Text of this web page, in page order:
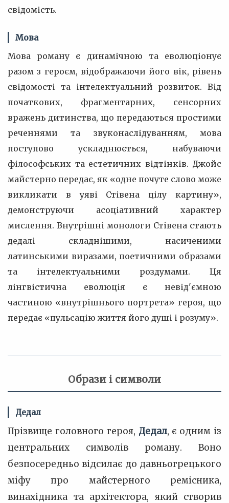
свідомість.
Мова
Мова роману є динамічною та еволюціонує
разом з героєм, відображаючи його вік, рівень
свідомості та інтелектуальний розвиток. Від
початкових, фрагментарних, сенсорних
вражень дитинства, що передаються простими
реченнями та звуконаслідуванням, мова
поступово ускладнюється, набуваючи
філософських та естетичних відтінків. Джойс
майстерно передає, як «одне почуте слово може
викликати в уяві Стівена цілу картину»,
демонструючи асоціативний характер
мислення. Внутрішні монологи Стівена стають
дедалі складнішими, насиченими
латинськими виразами, поетичними образами
та інтелектуальними роздумами. Ця
лінгвістична еволюція є невід'ємною
частиною «внутрішнього портрета» героя, що
передає «пульсацію життя його душі і розуму».
Образи і символи
Дедал
Прізвище головного героя, Дедал, є одним із
центральних символів роману. Воно
безпосередньо відсилає до давньогрецького
міфу про майстерного ремісника,
винахідника та архітектора, який створив